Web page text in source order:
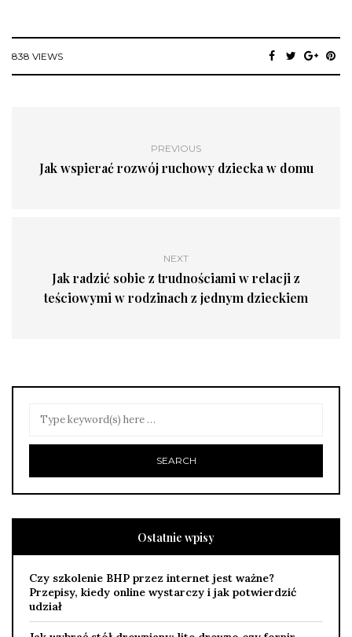
838 VIEWS
PREVIOUS
Jak wspierać rozwój ruchowy dziecka w domu
NEXT
Jak radzić sobie z trudnościami w relacji z
teściowymi w rodzinach z jednym dzieckiem
Ostatnie wpisy
Czy szkolenie BHP przez internet jest ważne?
Przepisy, kiedy online wystarczy i jak potwierdzić
udział